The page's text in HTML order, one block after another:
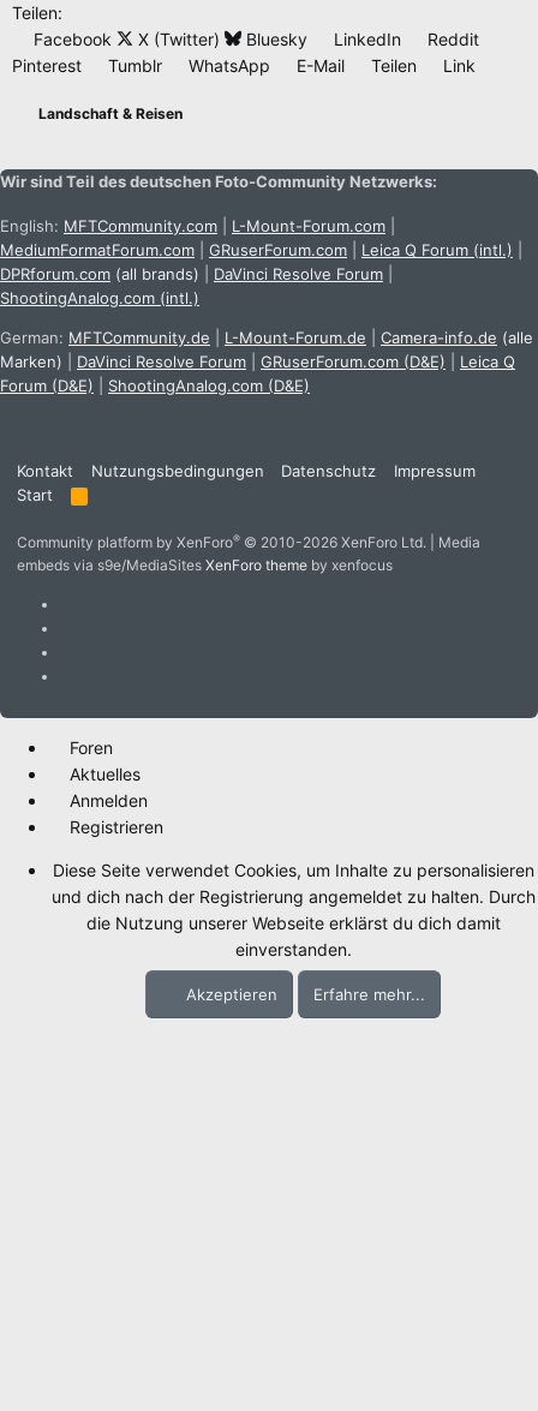
Teilen:
Facebook
X (Twitter) Bluesky LinkedIn
Reddit
Pinterest
Tumblr WhatsApp E-Mail Teilen Link
Landschaft & Reisen
Wir sind Teil des deutschen Foto-Community Netzwerks:
English: MFTCommunity.com L-Mount-Forum.com
MediumFormatForum.com
GRuserForum.com Leica Q Forum (intl.)
DPRforum.com (all brands) DaVinci Resolve Forum
ShootingAnalog.com (intl.)
German: MFTCommunity.de L-Mount-Forum.de Camera-info.de (alle
Marken)
DaVinci Resolve Forum GRuserForum.com (D&E)
Leica Q
Forum (D&E)
ShootingAnalog.com (D&E)
Kontakt Nutzungsbedingungen Datenschutz
Impressum
Start
R
Community platform by XenForo® © 2010-2026 XenForo Ltd.
Media
embeds via s9e/MediaSites XenForo theme by xenfocus
Foren
Aktuelles
Anmelden
Registrieren
Diese Seite verwendet Cookies, um Inhalte zu personalisieren
und dich nach der Registrierung angemeldet zu halten. Durch
die Nutzung unserer Webseite erklärst du dich damit
einverstanden.
Akzeptieren Erfahre mehr...